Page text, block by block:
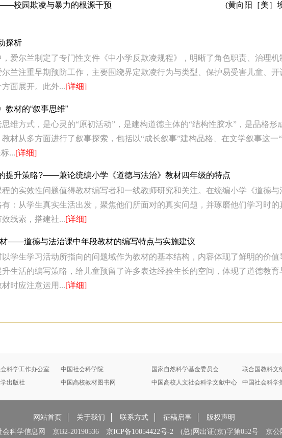
(黄向阳［美］
校园欺凌与暴力的根源干预
探析
爱尔兰制定了专门性文件《中小学反欺凌规程》，明晰了角色职责、治理机
兰注重早期预防工作，主要围绕界定欺凌行为与类型、保护易受害儿童、开
面展开。此外...[详细]
教材的“叙事思维”
维方式，是心灵的“原初活动”，是建构道德主体的“结构性胶水”，是品格形
材从多方面进行了叙事探索，包括以“成长叙事”建构品格、在文学叙事这一
...[详细]
提升策略?——兼论统编小学《道德与法治》教材四年级的特点
的实效性问题值得教材编写者和一线教师研究和关注。在统编小学《道德
：从学生真实生活出发，聚焦他们所面对的真实问题，并琢磨他们学习时的
线索，搭建社...[详细]
——道德与法治课中年段教材的编写特点与实施建议
学生学习活动所指向的问题域作为教材的基本结构，内容体现了鲜明的价
生活的编写策略，给儿童预留了许多表达经验生长的空间，体现了道德教
时应注意运用...[详细]
科学工作办公室 中国社会科学院 国家自然科学基金委员会 联合国教科文
出版社 中国高校教材图书网 中国高校人文社会科学文献中心 中国社会科学
网站首页 关于我们 联系方式 征稿启事
版权声明
会科学信息网 京B2-20190536 京ICP备10054422号-2 (总)网出证(京)字第052号 京公